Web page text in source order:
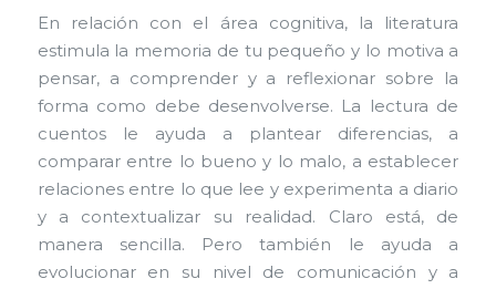
En relación con el área cognitiva, la literatura
estimula la memoria de tu pequeño y lo motiva a
pensar, a comprender y a reflexionar sobre la
forma como debe desenvolverse. La lectura de
cuentos le ayuda a plantear diferencias, a
comparar entre lo bueno y lo malo, a establecer
relaciones entre lo que lee y experimenta a diario
y a contextualizar su realidad. Claro está, de
manera sencilla. Pero también le ayuda a
evolucionar en su nivel de comunicación y a